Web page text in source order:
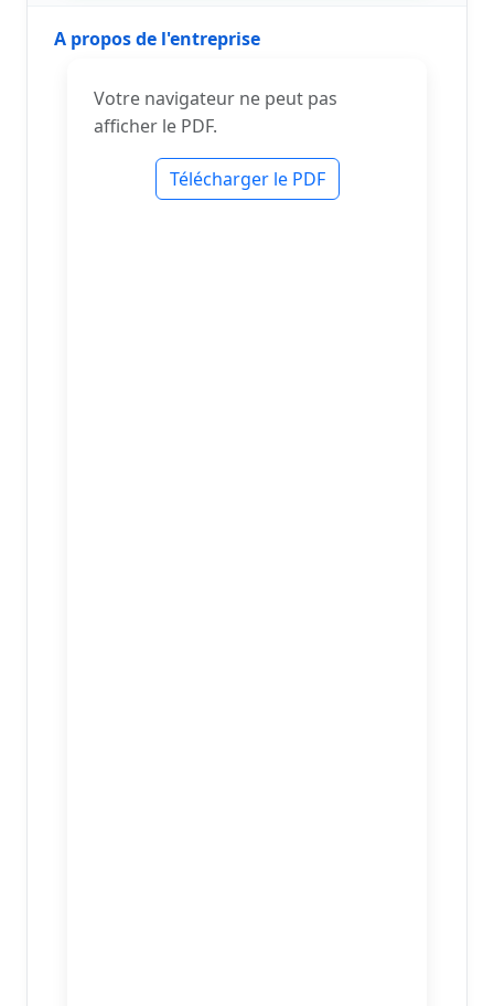
A propos de l'entreprise
Votre navigateur ne peut pas
afficher le PDF.
Télécharger le PDF